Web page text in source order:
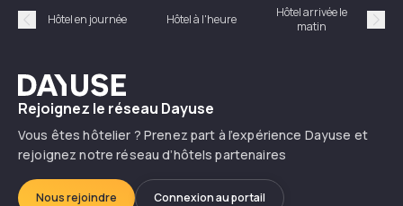
Précédent
Hôtel en journée Hôtel à l'heure
Hôtel arrivée le
matin
Dayuse
Rejoignez le réseau Dayuse
Vous êtes hôtelier ? Prenez part à l’expérience Dayuse et
rejoignez notre réseau d’hôtels partenaires
Nous rejoindre Connexion au portail